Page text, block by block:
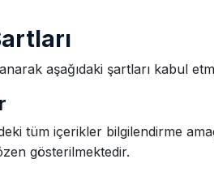
aşağıdaki şartları kabul
tüm içerikler bilgilendirme
gösterilmektedir.